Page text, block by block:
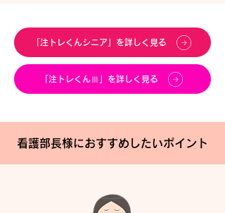
「注トレくんシニア」を詳しく見る
「注トレくんⅢ」を詳しく見る
看護部長様におすすめしたいポイント